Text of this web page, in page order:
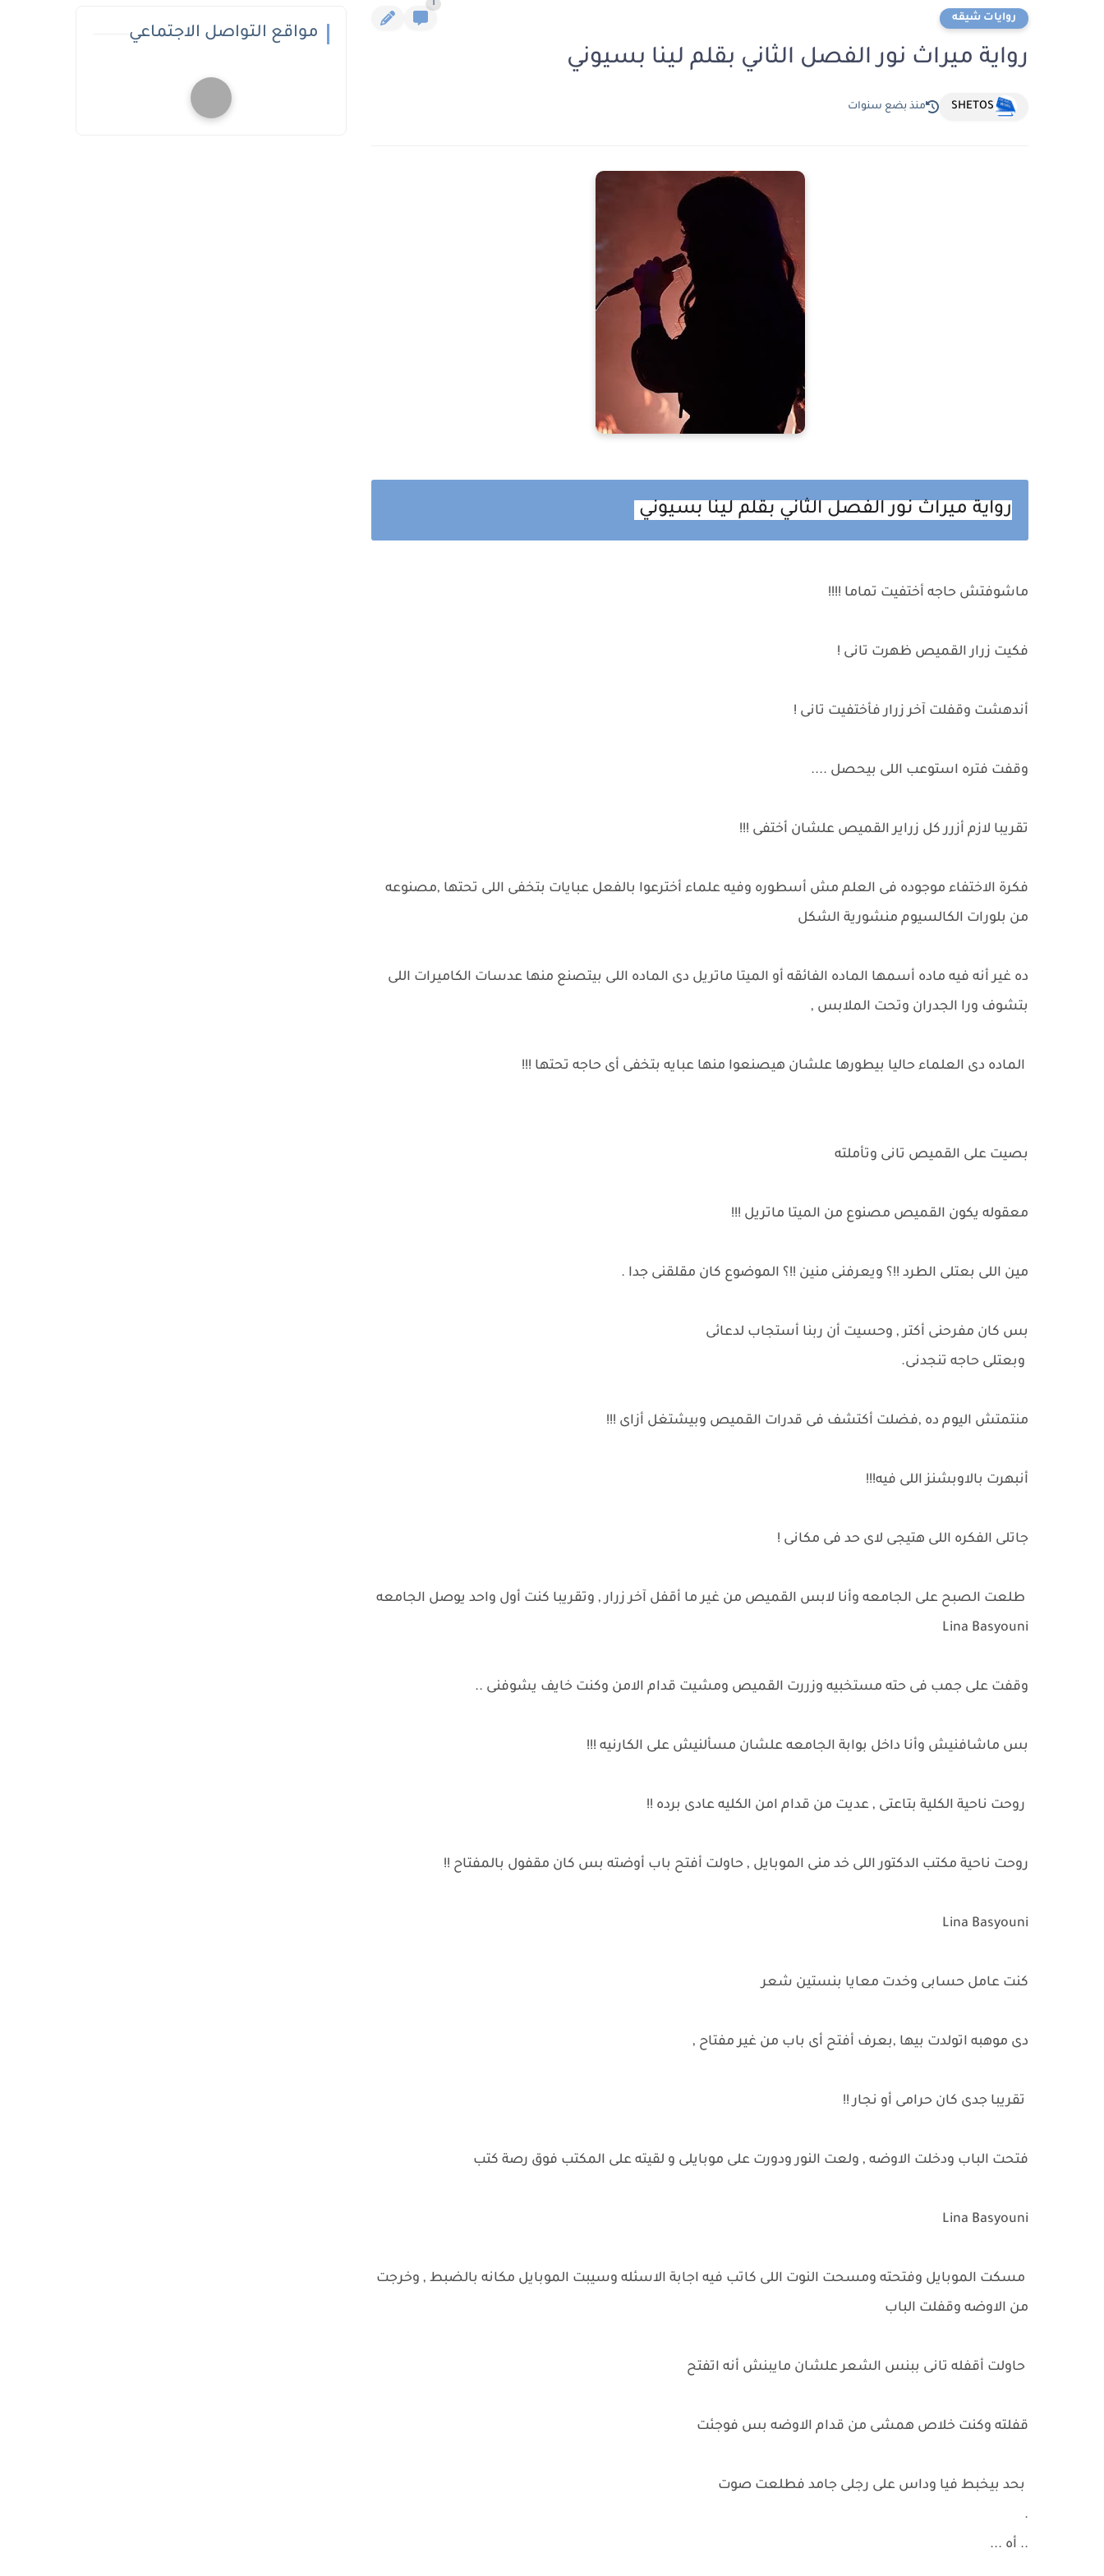
روايات شيقه
1
رواية ميراث نور الفصل الثاني بقلم لينا بسيوني
SHETOS منذ بضع سنوات
رواية ميراث نور الفصل الثاني بقلم لينا بسيوني
ماشوفتش حاجه أختفيت تماما !!!!
فكيت زرار القميص ظهرت تانى !
أندهشت وقفلت آخر زرار فأختفيت تانى !
وقفت فتره استوعب اللى بيحصل ....
تقريبا لازم أزرر كل زراير القميص علشان أختفى !!!
فكرة الاختفاء موجوده فى العلم مش أسطوره وفيه علماء أخترعوا بالفعل عبايات بتخفى اللى تحتها ,مصنوعه
من بلورات الكالسيوم منشورية الشكل
ده غير أنه فيه ماده أسمها الماده الفائقه أو الميتا ماتريل دى الماده اللى بيتصنع منها عدسات الكاميرات اللى
بتشوف ورا الجدران وتحت الملابس ,
الماده دى العلماء حاليا بيطورها علشان هيصنعوا منها عبايه بتخفى أى حاجه تحتها !!!
بصيت على القميص تانى وتأملته
معقوله يكون القميص مصنوع من الميتا ماتريل !!!
مين اللى بعتلى الطرد !!؟ ويعرفنى منين !!؟ الموضوع كان مقلقنى جدا .
بس كان مفرحنى أكتر , وحسيت أن ربنا أستجاب لدعائى
وبعتلى حاجه تنجدنى.
منتمتش اليوم ده ,فضلت أكتشف فى قدرات القميص وبيشتغل أزاى !!!
أنبهرت بالاوبشنز اللى فيه!!!
جاتلى الفكره اللى هتيجى لاى حد فى مكانى !
طلعت الصبح على الجامعه وأنا لابس القميص من غير ما أقفل آخر زرار , وتقريبا كنت أول واحد يوصل الجامعه
Lina Basyouni
وقفت على جمب فى حته مستخبيه وزررت القميص ومشيت قدام الامن وكنت خايف يشوفنى ..
بس ماشافنيش وأنا داخل بوابة الجامعه علشان مسألنيش على الكارنيه !!!
روحت ناحية الكلية بتاعتى , عديت من قدام امن الكليه عادى برده !!
روحت ناحية مكتب الدكتور اللى خد منى الموبايل , حاولت أفتح باب أوضته بس كان مقفول بالمفتاح !!
Lina Basyouni
كنت عامل حسابى وخدت معايا بنستين شعر
دى موهبه اتولدت بيها ,بعرف أفتح أى باب من غير مفتاح ,
تقريبا جدى كان حرامى أو نجار !!
فتحت الباب ودخلت الاوضه , ولعت النور ودورت على موبايلى و لقيته على المكتب فوق رصة كتب
Lina Basyouni
مسكت الموبايل وفتحته ومسحت النوت اللى كاتب فيه اجابة الاسئله وسيبت الموبايل مكانه بالضبط , وخرجت
من الاوضه وقفلت الباب
حاولت أقفله تانى ببنس الشعر علشان مايبنش أنه اتفتح
قفلته وكنت خلاص همشى من قدام الاوضه بس فوجئت
بحد بيخبط فيا وداس على رجلى جامد فطلعت صوت
.
.. أه ...
مواقع التواصل الاجتماعي